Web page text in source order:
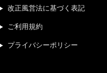
改正風営法に基づく表記
ご利用規約
プライバシーポリシー